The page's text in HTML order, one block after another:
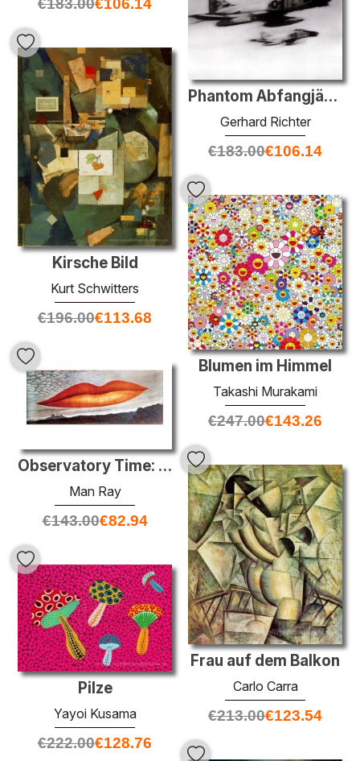
€183.00€106.14
Phantom Abfangjäger
Gerhard Richter
€183.00€106.14
Kirsche Bild
Kurt Schwitters
€196.00€113.68
Blumen im Himmel
Takashi Murakami
€247.00€143.26
Observatory Time: Die Liebenden
Man Ray
€143.00€82.94
Frau auf dem Balkon
Carlo Carra
€213.00€123.54
Pilze
Yayoi Kusama
€222.00€128.76